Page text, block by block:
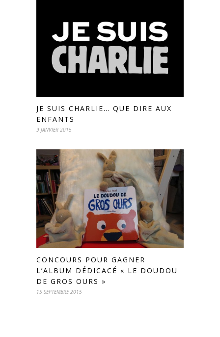
JE SUIS CHARLIE… QUE DIRE AUX
ENFANTS
9 JANVIER 2015
CONCOURS POUR GAGNER
L’ALBUM DÉDICACÉ « LE DOUDOU
DE GROS OURS »
15 SEPTEMBRE 2015